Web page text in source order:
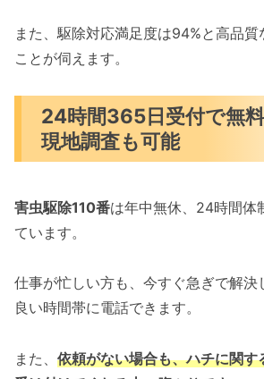
また、駆除対応満足度は94%と高品質
ことが伺えます。
24時間365日受付で無
現地調査も可能
害虫駆除110番は年中無休、24時間体
ています。
仕事が忙しい方も、今すぐ急ぎで解決
良い時間帯に電話できます。
また、 依頼がない場合も、ハチに関す